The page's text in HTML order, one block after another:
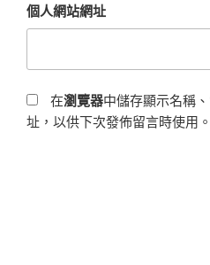
個人網站網址
在瀏覽器中儲存顯示名稱
址，以供下次發佈留言時使用。